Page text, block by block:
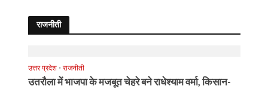
राजनीती
उत्तर प्रदेश • राजनीती
उतरौला में भाजपा के मजबूत चेहरे बने राधेश्याम वर्मा, किसान-